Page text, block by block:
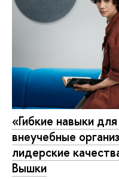
«Гибкие навыки
внеучебные
лидерские
Вышки